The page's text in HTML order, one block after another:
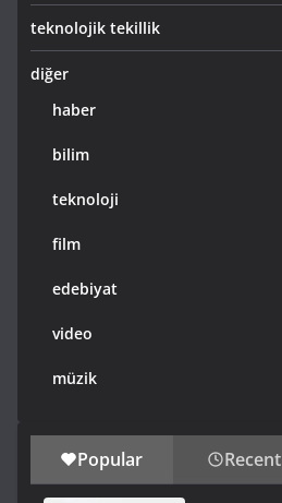
teknolojik tekillik
diğer
haber
bilim
teknoloji
film
edebiyat
video
müzik
Popular Recent